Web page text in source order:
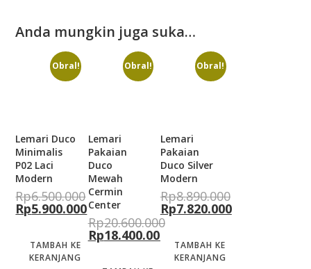
Anda mungkin juga suka…
Obral!
Lemari Duco
Minimalis
P02 Laci
Modern
Rp6.500.000
Rp5.900.000
TAMBAH KE
KERANJANG
Obral!
Lemari
Pakaian
Duco
Mewah
Cermin
Center
Rp20.600.000
Rp18.400.000
Obral!
Lemari
Pakaian
Duco Silver
Modern
Rp8.890.000
Rp7.820.000
TAMBAH KE
KERANJANG